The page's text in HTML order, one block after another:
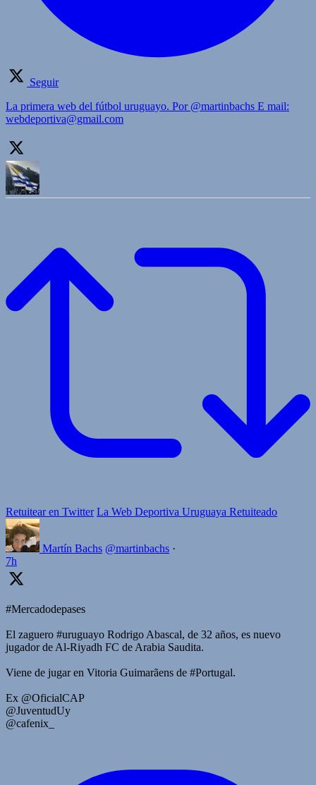
Seguir
La primera web del fútbol uruguayo. Por @martinbachs E mail:
webdeportiva@gmail.com
Retuitear en Twitter La Web Deportiva Uruguaya Retuiteado
Martín Bachs @martinbachs ·
7h
#Mercadodepases
El zaguero #uruguayo Rodrigo Abascal, de 32 años, es nuevo
jugador de Al-Riyadh FC de Arabia Saudita.
Viene de jugar en Vitoria Guimarãens de #Portugal.
Ex @OficialCAP
@JuventudUy
@cafenix_